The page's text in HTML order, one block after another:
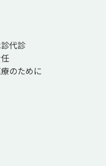
代診
のために